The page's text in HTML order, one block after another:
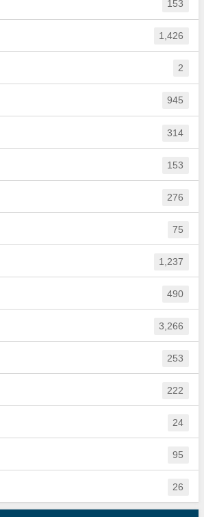
153
1,426
2
945
314
153
276
75
1,237
490
3,266
253
222
24
95
26